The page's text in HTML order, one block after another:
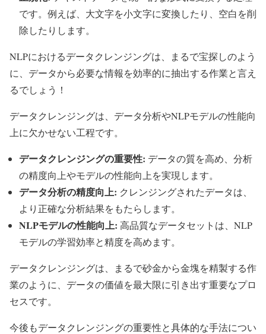
です。例えば、大文字を小文字に変換したり、空白を削
除したりします。
NLPにおけるデータクレンジングは、まるで宝探しのよう
に、データから必要な情報を効率的に抽出する作業と言え
るでしょう！
データクレンジングは、データ分析やNLPモデルの性能向
上に欠かせない工程です。
データクレンジングの重要性: データの質を高め、分析
の精度向上やモデルの性能向上を実現します。
データ分析の精度向上: クレンジングされたデータは、
より正確な分析結果をもたらします。
NLPモデルの性能向上: 高品質なデータセットは、NLP
モデルの学習効率と精度を高めます。
データクレンジングは、まるで砂金から金塊を精製する作
業のように、データの価値を最大限に引き出す重要なプロ
セスです。
今後もデータクレンジングの重要性と具体的な手法につい